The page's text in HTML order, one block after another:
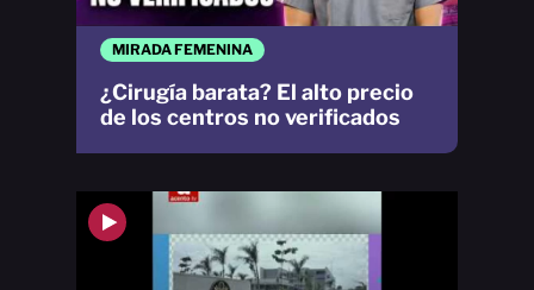
MIRADA FEMENINA
¿Cirugía barata? El alto precio
de los centros no verificados